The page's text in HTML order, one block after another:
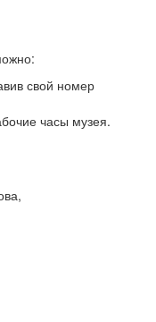
свой номер
часы музея.